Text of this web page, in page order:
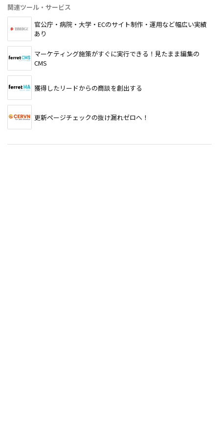
関連ツール・サービス
官公庁・病院・大学・ECのサイト制作・運用など幅広い実績
あり
マーケティング施策がすぐに実行できる！見たまま編集の
CMS
獲得したリードからの商談を創出する
更新ページチェックの抜け漏れゼロへ！